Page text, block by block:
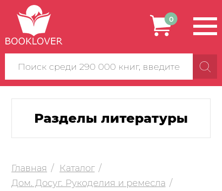
Поиск
по
сайту
0
Разделы литературы
Главная
Каталог
Дом. Досуг. Рукоделия и ремесла